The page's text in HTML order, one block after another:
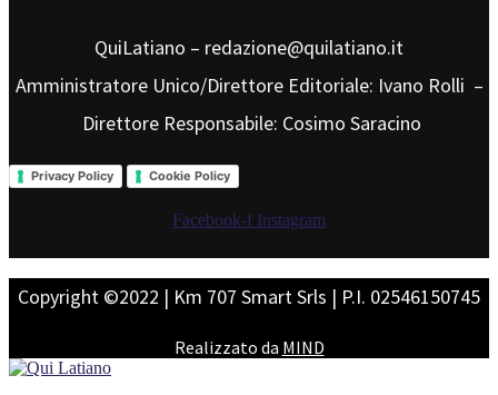
QuiLatiano – redazione@quilatiano.it
Amministratore Unico/Direttore Editoriale: Ivano Rolli –
Direttore Responsabile: Cosimo Saracino
Privacy Policy Cookie Policy
Facebook-f Instagram
Copyright ©2022 | Km 707 Smart Srls | P.I. 02546150745
Realizzato da MIND